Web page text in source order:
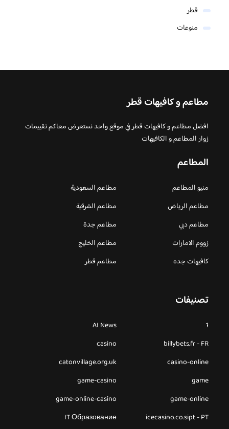
قطر
منوعات
مطاعم و كافيهات قطر
افضل مطاعم و كافيهات قطر في موقع واحد نستعرض معاكم تقييمات
زوار المطاعم و الكافيهات
المطاعم
منيو المطاعم
مطاعم السعودية
مطاعم الرياض
مطاعم الشرقية
مطاعم دبي
مطاعم جدة
زووم الامارات
مطاعم الخليج
كافيهات جده
مطاعم قطر
تصنيفات
1
AI News
billybets.fr - FR
casino
casino-online
catonvillage.org.uk
game
game-casino
game-online
game-online-casino
icecasino.co.sipt - PT
IT Образование